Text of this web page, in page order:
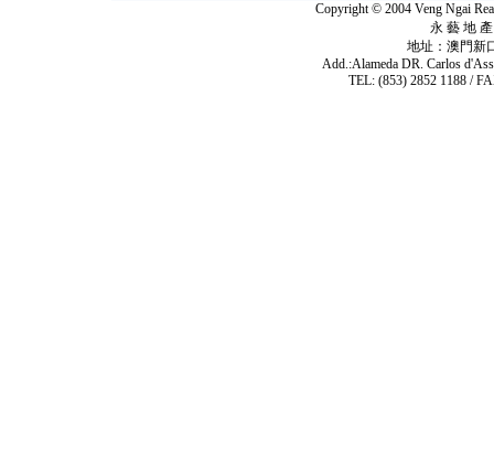
Copyright © 2004 Veng Ngai
永 藝 地
地址：澳門新
Add.:Alameda DR. Carlos
TEL: (853) 2852 1188 /